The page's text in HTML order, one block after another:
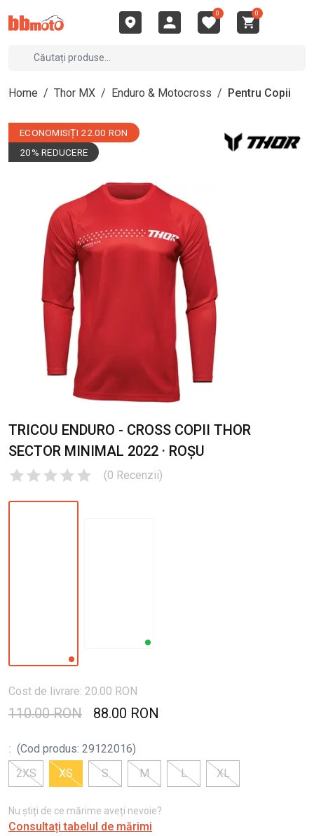
0 0
Home / Thor MX / Enduro & Motocross / Pentru Copii
ECONOMISIȚI 22.00 RON
20% REDUCERE
TRICOU ENDURO - CROSS COPII THOR
SECTOR MINIMAL 2022 · ROȘU
(0 Recenzii)
Cost de livrare: 20.00 RON
110.00 RON 88.00 RON
: (Cod produs: 29122016)
2XS
XS S M L XL
Nu știți de ce mărime aveți nevoie?
Consultați tabelul de mărimi